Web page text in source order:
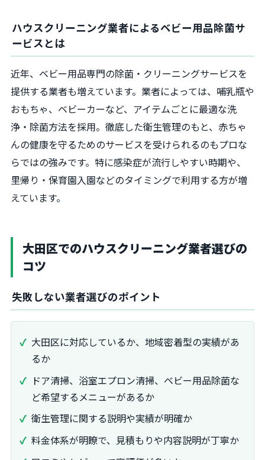
ハウスクリーニング業者によるベビー用品除菌サ
ービスとは
近年、ベビー用品専門の除菌・クリーニングサービスを
提供する業者も増えています。業者によっては、哺乳瓶や
おもちゃ、ベビーカーなど、アイテムごとに最適な洗
浄・除菌方法を採用。徹底した衛生管理のもと、赤ちゃ
んの健康を守るためのサービスを受けられるのもプロな
らではの強みです。特に感染症が流行しやすい時期や、
里帰り・保育園入園などのタイミングで利用する方が増
えています。
大田区でのハウスクリーニング業者選びの
コツ
失敗しない業者選びのポイント
大田区に対応しているか、地域密着型の実績があ
るか
ドア清掃、浴室エプロン清掃、ベビー用品除菌な
ど希望するメニューがあるか
衛生管理に関する説明や実績が明確か
料金体系が明瞭で、見積もりや内容説明が丁寧か